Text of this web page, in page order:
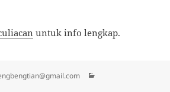
untuk info lengkap.